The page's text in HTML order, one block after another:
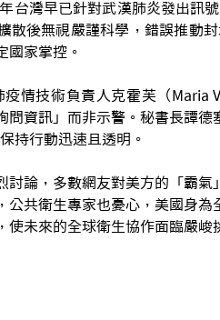
台灣早已針對武漢肺炎發出訊
散後無視嚴謹科學，錯誤推動
國家掌控。
疫情技術負責人克霍芙（Maria
問資訊」而非示警。秘書長譚
持行動迅速且透明。
討論，多數網友對美方的「霸
公共衛生專家也憂心，美國身
使未來的全球衛生協作面臨嚴峻